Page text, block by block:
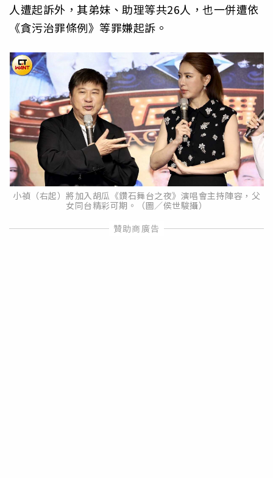
人遭起訴外，其弟妹、助理等共26人，也一併遭依
《貪污治罪條例》等罪嫌起訴。
小禎（右起）將加入胡瓜《鑽石舞台之夜》演唱會主持陣容，父
女同台精彩可期。（圖／侯世駿攝）